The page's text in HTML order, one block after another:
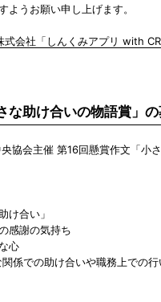
ようお願い申し上げます。
式会社「しんくみアプリ with
な助け合いの物語賞」
協会主催 第16回懸賞作文「小
け合い」
感謝の気持ち
心
係での助け合いや職務上での